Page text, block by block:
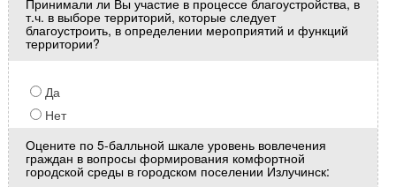
Принимали ли Вы участие в процессе благоустройства, в
т.ч. в выборе территорий, которые следует
благоустроить, в определении мероприятий и функций
территории?
Да
Нет
Оцените по 5-балльной шкале уровень вовлечения
граждан в вопросы формирования комфортной
городской среды в городском поселении Излучинск: